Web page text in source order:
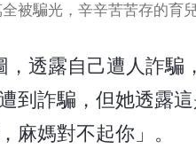
被騙光，辛辛苦苦存的育
透露自己遭人詐
到詐騙，但她透露
麻媽對不起你」。